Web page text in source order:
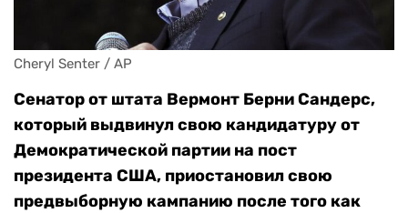
Cheryl Senter / AP
Сенатор от штата Вермонт Берни Сандерс,
который выдвинул свою кандидатуру от
Демократической партии на пост
президента США, приостановил свою
предвыборную кампанию после того как